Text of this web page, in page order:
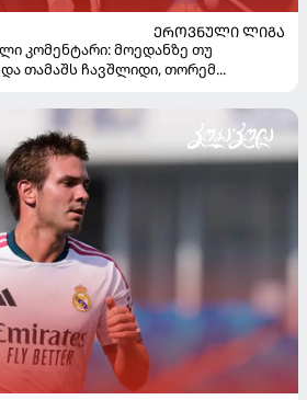
ᲔᲠᲝᲕᲜᲣᲚᲘ ᲚᲘᲒᲐ
კომენტარი: მოედანზე თუ
თამაშს ჩავშლიდი, თორემ...